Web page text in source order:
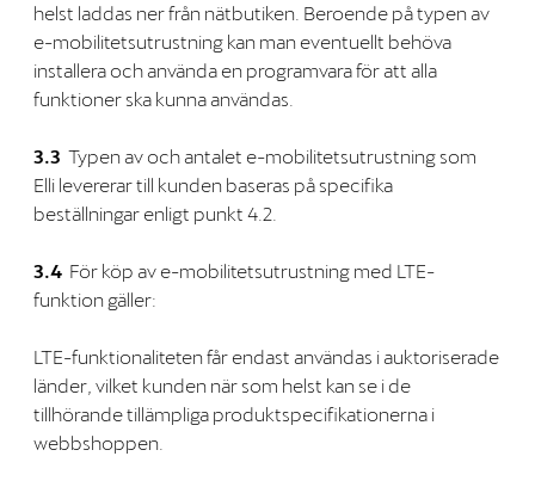
helst laddas ner från nätbutiken. Beroende på typen av
e-mobilitetsutrustning kan man eventuellt behöva
installera och använda en programvara för att alla
funktioner ska kunna användas.
3.3 Typen av och antalet e-mobilitetsutrustning som
Elli levererar till kunden baseras på specifika
beställningar enligt punkt 4.2.
3.4 För köp av e-mobilitetsutrustning med LTE-
funktion gäller:
LTE-funktionaliteten får endast användas i auktoriserade
länder, vilket kunden när som helst kan se i de
tillhörande tillämpliga produktspecifikationerna i
webbshoppen.